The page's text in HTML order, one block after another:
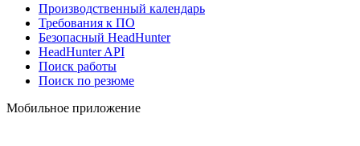
Производственный календарь
Требования к ПО
Безопасный HeadHunter
HeadHunter API
Поиск работы
Поиск по резюме
Мобильное приложение